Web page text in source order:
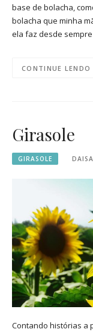
base de bolacha,
bolacha que minha
ela faz desde
CONTINUE LENDO
Girasole
GIRASOLE
Contando histórias a